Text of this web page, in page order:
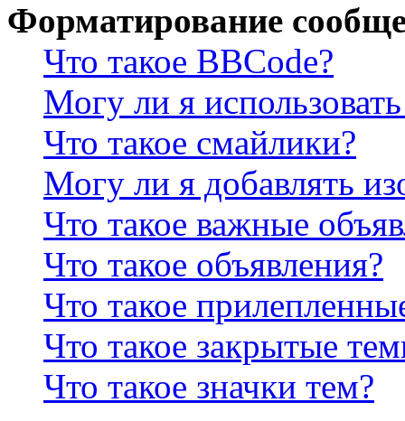
Форматирование
Что такое BBCode?
Могу ли я
Что такое смайлики?
Могу ли я добавлять
Что такое важные
Что такое объявления?
Что такое
Что такое закрытые
Что такое значки тем?